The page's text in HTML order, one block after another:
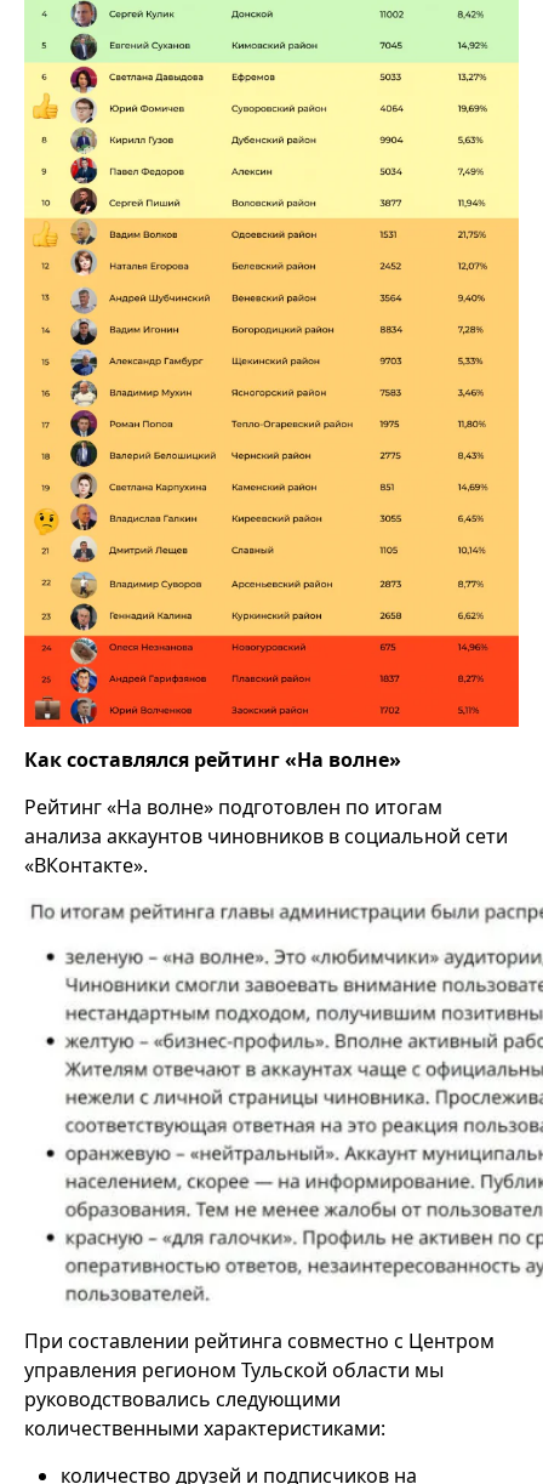
Как составлялся рейтинг «На волне»
Рейтинг «На волне» подготовлен по итогам
анализа аккаунтов чиновников в социальной сети
«ВКонтакте».
При составлении рейтинга совместно с Центром
управления регионом Тульской области мы
руководствовались следующими
количественными характеристиками:
количество друзей и подписчиков на